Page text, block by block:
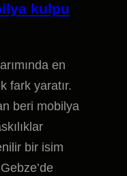
kulpu
en
fark yaratır.
beri mobilya
bir isim